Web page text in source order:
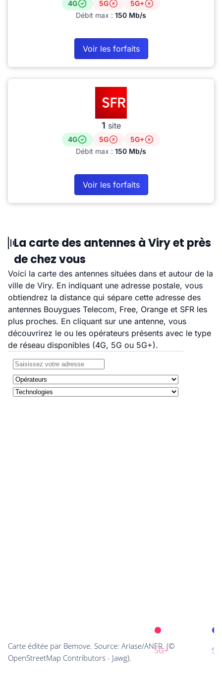
4G 5G
5G+
Débit max : 150 Mb/s
Voir les forfaits
1 site
4G 5G
5G+
Débit max : 150 Mb/s
Voir les forfaits
La carte des antennes à Viry et près
de chez vous
Voici la carte des antennes situées dans et autour de la
ville de Viry. En indiquant une adresse postale, vous
obtiendrez la distance qui sépare cette adresse des
antennes Bouygues Telecom, Free, Orange et SFR les
plus proches. En cliquant sur une antenne, vous
découvrirez le ou les opérateurs présents avec le type
de réseau disponibles (4G, 5G ou 5G+).